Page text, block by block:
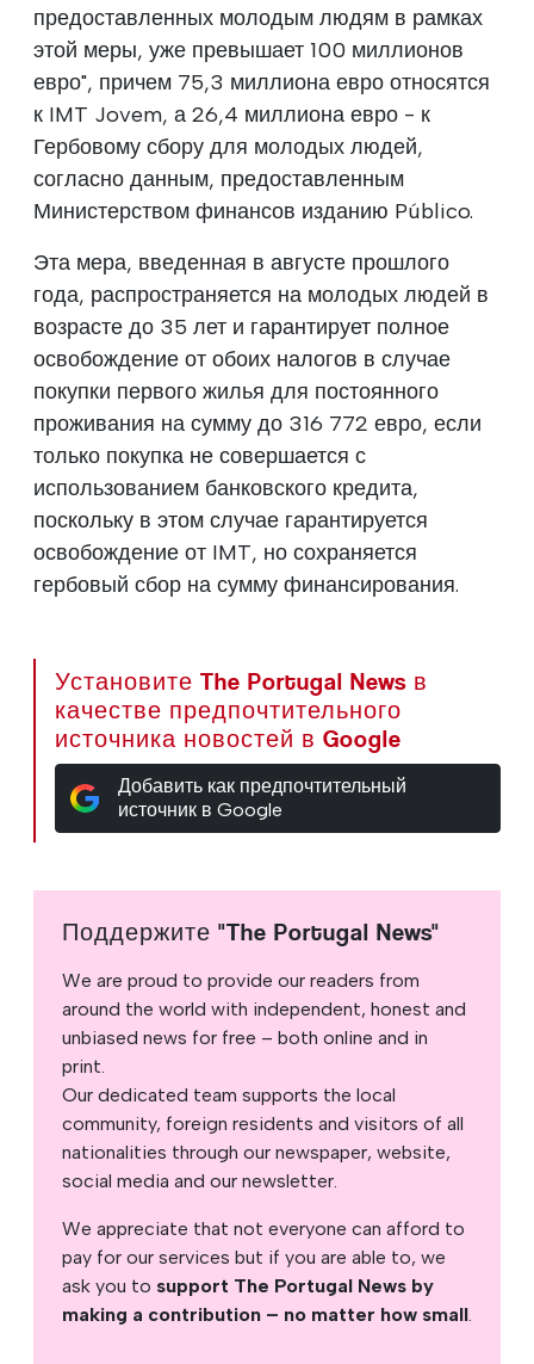
предоставленных молодым людям в рамках
этой меры, уже превышает 100 миллионов
евро", причем 75,3 миллиона евро относятся
к IMT Jovem, а 26,4 миллиона евро - к
Гербовому сбору для молодых людей,
согласно данным, предоставленным
Министерством финансов изданию Público.
Эта мера, введенная в августе прошлого
года, распространяется на молодых людей в
возрасте до 35 лет и гарантирует полное
освобождение от обоих налогов в случае
покупки первого жилья для постоянного
проживания на сумму до 316 772 евро, если
только покупка не совершается с
использованием банковского кредита,
поскольку в этом случае гарантируется
освобождение от IMT, но сохраняется
гербовый сбор на сумму финансирования.
Установите The Portugal News в
качестве предпочтительного
источника новостей в Google
Добавить как предпочтительный
источник в Google
Поддержите "The Portugal News"
We are proud to provide our readers from
around the world with independent, honest and
unbiased news for free – both online and in
print.
Our dedicated team supports the local
community, foreign residents and visitors of all
nationalities through our newspaper, website,
social media and our newsletter.
We appreciate that not everyone can afford to
pay for our services but if you are able to, we
ask you to support The Portugal News by
making a contribution – no matter how small.